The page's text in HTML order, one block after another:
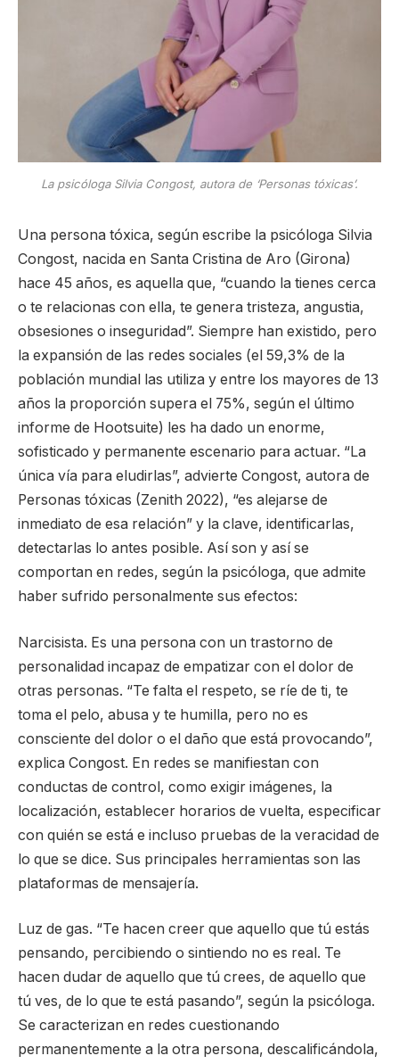
La psicóloga Silvia Congost, autora de ‘Personas tóxicas’.
Una persona tóxica, según escribe la psicóloga Silvia
Congost, nacida en Santa Cristina de Aro (Girona)
hace 45 años, es aquella que, “cuando la tienes cerca
o te relacionas con ella, te genera tristeza, angustia,
obsesiones o inseguridad”. Siempre han existido, pero
la expansión de las redes sociales (el 59,3% de la
población mundial las utiliza y entre los mayores de 13
años la proporción supera el 75%, según el último
informe de Hootsuite) les ha dado un enorme,
sofisticado y permanente escenario para actuar. “La
única vía para eludirlas”, advierte Congost, autora de
Personas tóxicas (Zenith 2022), “es alejarse de
inmediato de esa relación” y la clave, identificarlas,
detectarlas lo antes posible. Así son y así se
comportan en redes, según la psicóloga, que admite
haber sufrido personalmente sus efectos:
Narcisista. Es una persona con un trastorno de
personalidad incapaz de empatizar con el dolor de
otras personas. “Te falta el respeto, se ríe de ti, te
toma el pelo, abusa y te humilla, pero no es
consciente del dolor o el daño que está provocando”,
explica Congost. En redes se manifiestan con
conductas de control, como exigir imágenes, la
localización, establecer horarios de vuelta, especificar
con quién se está e incluso pruebas de la veracidad de
lo que se dice. Sus principales herramientas son las
plataformas de mensajería.
Luz de gas. “Te hacen creer que aquello que tú estás
pensando, percibiendo o sintiendo no es real. Te
hacen dudar de aquello que tú crees, de aquello que
tú ves, de lo que te está pasando”, según la psicóloga.
Se caracterizan en redes cuestionando
permanentemente a la otra persona, descalificándola,